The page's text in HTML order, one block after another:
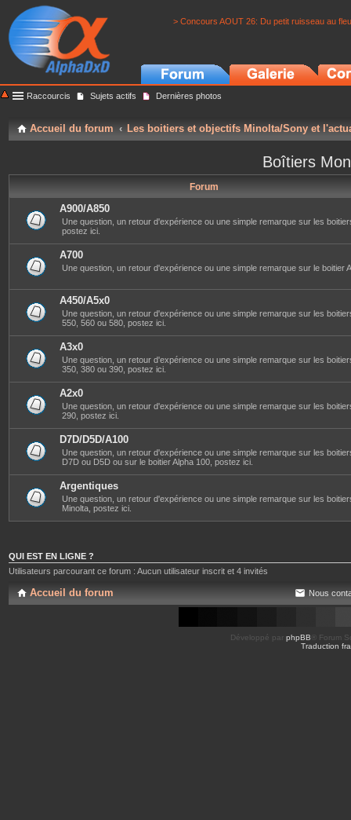
> Concours AOUT 26: Du petit ruisseau au
Raccourcis Sujets actifs Dernières photos
Accueil du forum Les boitiers et objectifs Minolta/Sony et
Boîtiers
Forum
A900/A850
Une question, un retour d'expérience ou une simple remarque sur les
postez ici.
A700
Une question, un retour d'expérience ou une simple remarque sur le boitier
A450/A5x0
Une question, un retour d'expérience ou une simple remarque sur les
550, 560 ou 580, postez ici.
A3x0
Une question, un retour d'expérience ou une simple remarque sur les
350, 380 ou 390, postez ici.
A2x0
Une question, un retour d'expérience ou une simple remarque sur les
290, postez ici.
D7D/D5D/A100
Une question, un retour d'expérience ou une simple remarque sur les
D7D ou D5D ou sur le boitier Alpha 100, postez ici.
Argentiques
Une question, un retour d'expérience ou une simple remarque sur les
Minolta, postez ici.
QUI EST EN LIGNE ?
Utilisateurs parcourant ce forum : Aucun utilisateur inscrit et 4 invités
Accueil du forum Nous
Développé par phpBB ® Forum
Traduction